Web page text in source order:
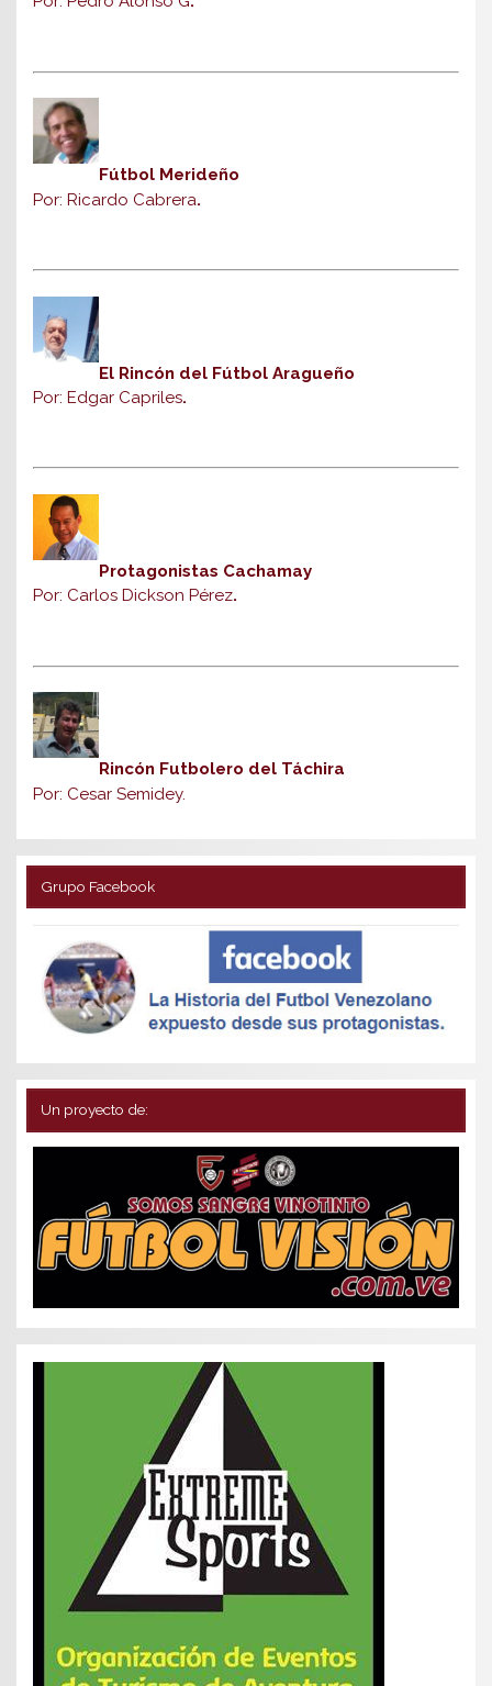
Fútbol Merideño
Por: Ricardo Cabrera.
El Rincón del Fútbol Aragueño
Por: Edgar Capriles.
Protagonistas Cachamay
Por: Carlos Dickson Pérez.
Rincón Futbolero del Táchira
Por: Cesar Semidey.
Grupo Facebook
Un proyecto de: